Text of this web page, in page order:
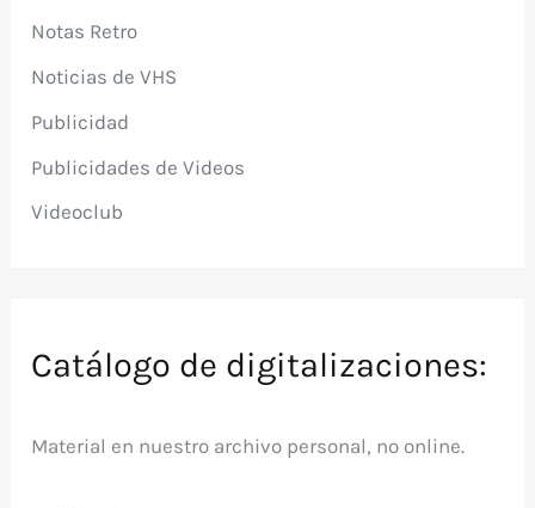
Notas Retro
Noticias de VHS
Publicidad
Publicidades de Videos
Videoclub
Catálogo de digitalizaciones:
Material en nuestro archivo personal, no online.